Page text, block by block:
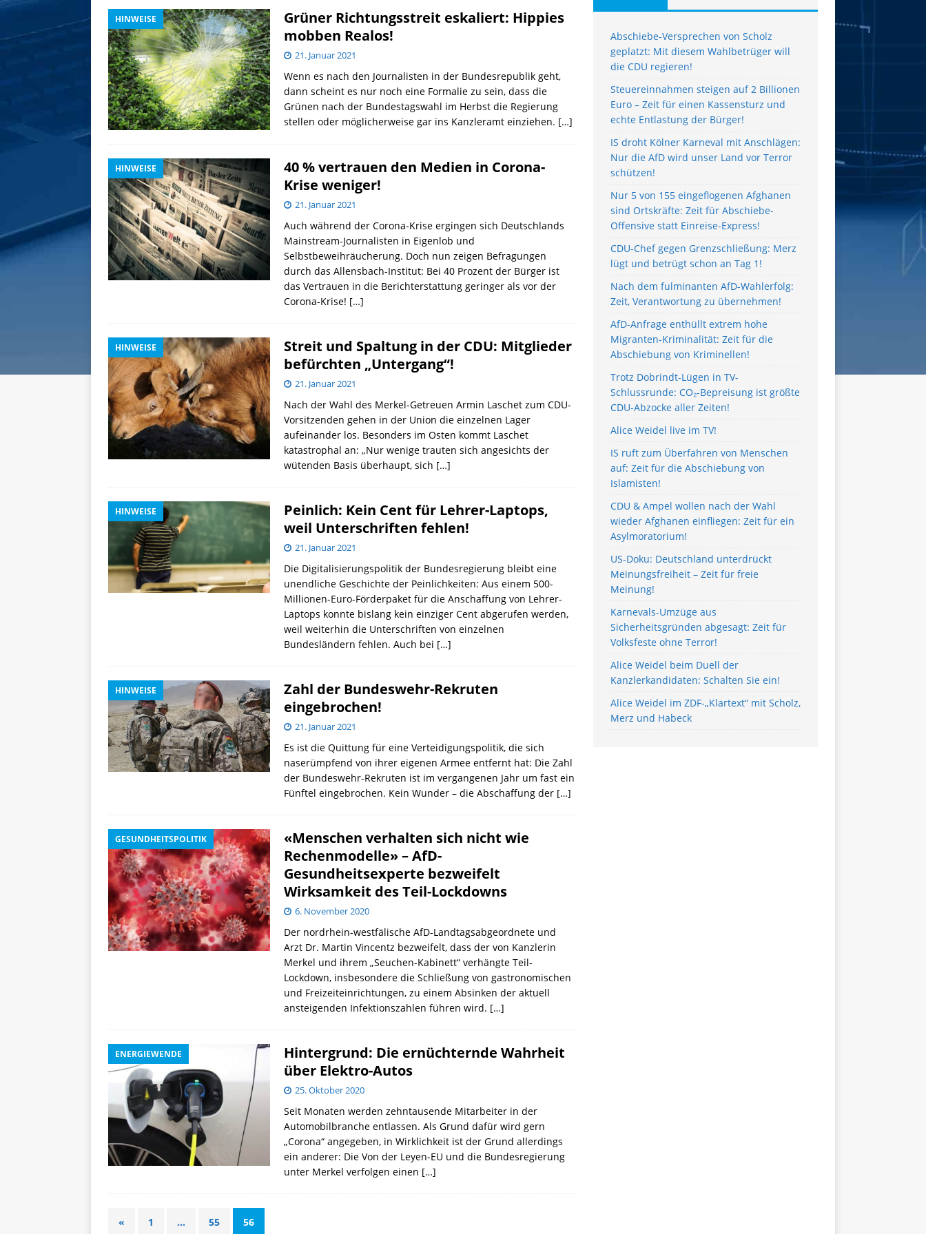
HINWEISE
Grüner Richtungsstreit eskaliert: Hippies
mobben Realos!
21. Januar 2021
Wenn es nach den Journalisten in der Bundesrepublik geht,
dann scheint es nur noch eine Formalie zu sein, dass die
Grünen nach der Bundestagswahl im Herbst die Regierung
stellen oder möglicherweise gar ins Kanzleramt einziehen. […]
HINWEISE
40 % vertrauen den Medien in Corona-
Krise weniger!
21. Januar 2021
Auch während der Corona-Krise ergingen sich Deutschlands
Mainstream-Journalisten in Eigenlob und
Selbstbeweihräucherung. Doch nun zeigen Befragungen
durch das Allensbach-Institut: Bei 40 Prozent der Bürger ist
das Vertrauen in die Berichterstattung geringer als vor der
Corona-Krise! […]
HINWEISE
Streit und Spaltung in der CDU: Mitglieder
befürchten „Untergang“!
21. Januar 2021
Nach der Wahl des Merkel-Getreuen Armin Laschet zum CDU-
Vorsitzenden gehen in der Union die einzelnen Lager
aufeinander los. Besonders im Osten kommt Laschet
katastrophal an: „Nur wenige trauten sich angesichts der
wütenden Basis überhaupt, sich […]
HINWEISE
Peinlich: Kein Cent für Lehrer-Laptops,
weil Unterschriften fehlen!
21. Januar 2021
Die Digitalisierungspolitik der Bundesregierung bleibt eine
unendliche Geschichte der Peinlichkeiten: Aus einem 500-
Millionen-Euro-Förderpaket für die Anschaffung von Lehrer-
Laptops konnte bislang kein einziger Cent abgerufen werden,
weil weiterhin die Unterschriften von einzelnen
Bundesländern fehlen. Auch bei […]
HINWEISE
Zahl der Bundeswehr-Rekruten
eingebrochen!
21. Januar 2021
Es ist die Quittung für eine Verteidigungspolitik, die sich
naserümpfend von ihrer eigenen Armee entfernt hat: Die Zahl
der Bundeswehr-Rekruten ist im vergangenen Jahr um fast ein
Fünftel eingebrochen. Kein Wunder – die Abschaffung der […]
GESUNDHEITSPOLITIK
«Menschen verhalten sich nicht wie
Rechenmodelle» – AfD-
Gesundheitsexperte bezweifelt
Wirksamkeit des Teil-Lockdowns
6. November 2020
Der nordrhein-westfälische AfD-Landtagsabgeordnete und
Arzt Dr. Martin Vincentz bezweifelt, dass der von Kanzlerin
Merkel und ihrem „Seuchen-Kabinett“ verhängte Teil-
Lockdown, insbesondere die Schließung von gastronomischen
und Freizeiteinrichtungen, zu einem Absinken der aktuell
ansteigenden Infektionszahlen führen wird. […]
ENERGIEWENDE
Hintergrund: Die ernüchternde Wahrheit
über Elektro-Autos
25. Oktober 2020
Seit Monaten werden zehntausende Mitarbeiter in der
Automobilbranche entlassen. Als Grund dafür wird gern
„Corona“ angegeben, in Wirklichkeit ist der Grund allerdings
ein anderer: Die Von der Leyen-EU und die Bundesregierung
unter Merkel verfolgen einen […]
« 1 … 55 56
Abschiebe-Versprechen von Scholz
geplatzt: Mit diesem Wahlbetrüger will
die CDU regieren!
Steuereinnahmen steigen auf 2 Billionen
Euro – Zeit für einen Kassensturz und
echte Entlastung der Bürger!
IS droht Kölner Karneval mit Anschlägen:
Nur die AfD wird unser Land vor Terror
schützen!
Nur 5 von 155 eingeflogenen Afghanen
sind Ortskräfte: Zeit für Abschiebe-
Offensive statt Einreise-Express!
CDU-Chef gegen Grenzschließung: Merz
lügt und betrügt schon an Tag 1!
Nach dem fulminanten AfD-Wahlerfolg:
Zeit, Verantwortung zu übernehmen!
AfD-Anfrage enthüllt extrem hohe
Migranten-Kriminalität: Zeit für die
Abschiebung von Kriminellen!
Trotz Dobrindt-Lügen in TV-
Schlussrunde: CO₂-Bepreisung ist größte
CDU-Abzocke aller Zeiten!
Alice Weidel live im TV!
IS ruft zum Überfahren von Menschen
auf: Zeit für die Abschiebung von
Islamisten!
CDU & Ampel wollen nach der Wahl
wieder Afghanen einfliegen: Zeit für ein
Asylmoratorium!
US-Doku: Deutschland unterdrückt
Meinungsfreiheit – Zeit für freie
Meinung!
Karnevals-Umzüge aus
Sicherheitsgründen abgesagt: Zeit für
Volksfeste ohne Terror!
Alice Weidel beim Duell der
Kanzlerkandidaten: Schalten Sie ein!
Alice Weidel im ZDF-„Klartext“ mit Scholz,
Merz und Habeck